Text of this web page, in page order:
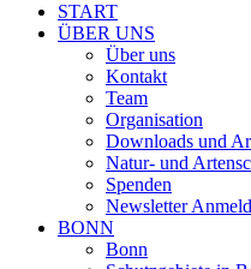
START
ÜBER UNS
Über uns
Kontakt
Team
Organisation
Downloads und
Natur- und
Spenden
Newsletter
BONN
Bonn